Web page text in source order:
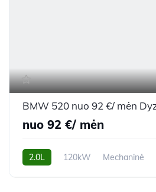
nuo 92 €/ mėn
2.0L 120kW Mechaninė